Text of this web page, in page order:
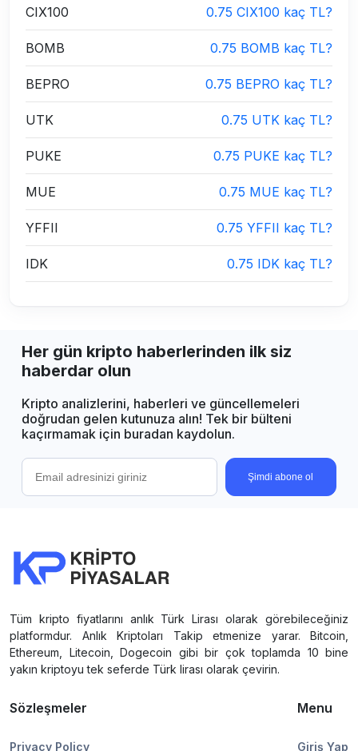
CIX100 0.75 CIX100 kaç TL?
BOMB 0.75 BOMB kaç TL?
BEPRO 0.75 BEPRO kaç TL?
UTK 0.75 UTK kaç TL?
PUKE 0.75 PUKE kaç TL?
MUE 0.75 MUE kaç TL?
YFFII 0.75 YFFII kaç TL?
IDK 0.75 IDK kaç TL?
Her gün kripto haberlerinden ilk siz
haberdar olun
Kripto analizlerini, haberleri ve güncellemeleri
doğrudan gelen kutunuza alın! Tek bir bülteni
kaçırmamak için buradan kaydolun.
Şimdi abone ol
Tüm kripto fiyatlarını anlık Türk Lirası olarak görebileceğiniz
platformdur. Anlık Kriptoları Takip etmenize yarar. Bitcoin,
Ethereum, Litecoin, Dogecoin gibi bir çok toplamda 10 bine
yakın kriptoyu tek seferde Türk lirası olarak çevirin.
Sözleşmeler
Privacy Policy
Menu
Giriş Yap